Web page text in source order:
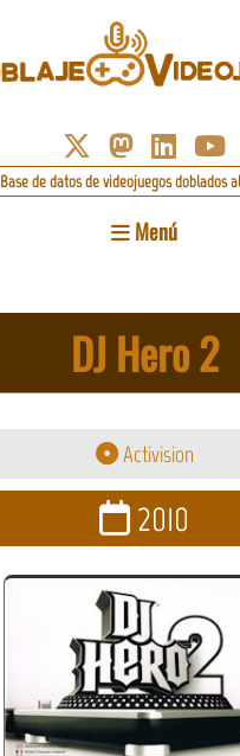
Base de datos de videojuegos doblados
Menú
DJ Hero 2
Activision
2010